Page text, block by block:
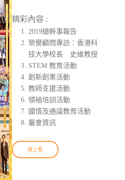
精彩內容 :
2019總幹事報告
榮譽顧問專訪：香港科
技大學校長 史維教授
STEM 教育活動
創新創業活動
教師支援活動
領袖培訓活動
國情及通識教育活動
屬會資訊
線上看